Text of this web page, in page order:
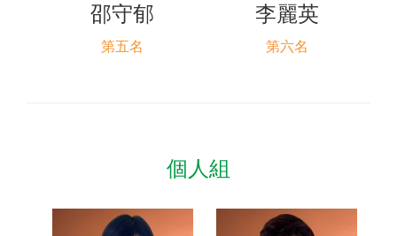
邵守郁
第五名
李麗英
第六名
個人組